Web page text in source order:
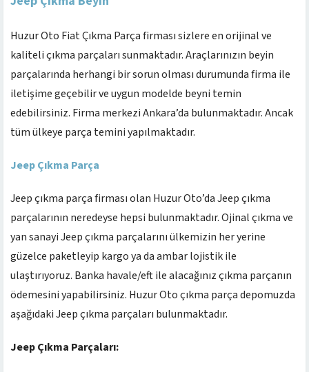
Huzur Oto Fiat Çıkma Parça firması sizlere en orijinal ve
kaliteli çıkma parçaları sunmaktadır. Araçlarınızın beyin
parçalarında herhangi bir sorun olması durumunda firma ile
iletişime geçebilir ve uygun modelde beyni temin
edebilirsiniz. Firma merkezi Ankara’da bulunmaktadır. Ancak
tüm ülkeye parça temini yapılmaktadır.
Jeep Çıkma Parça
Jeep çıkma parça firması olan Huzur Oto’da Jeep çıkma
parçalarının neredeyse hepsi bulunmaktadır. Ojinal çıkma ve
yan sanayi Jeep çıkma parçalarını ülkemizin her yerine
güzelce paketleyip kargo ya da ambar lojistik ile
ulaştırıyoruz. Banka havale/eft ile alacağınız çıkma parçanın
ödemesini yapabilirsiniz. Huzur Oto çıkma parça depomuzda
aşağıdaki Jeep çıkma parçaları bulunmaktadır.
Jeep Çıkma Parçaları: